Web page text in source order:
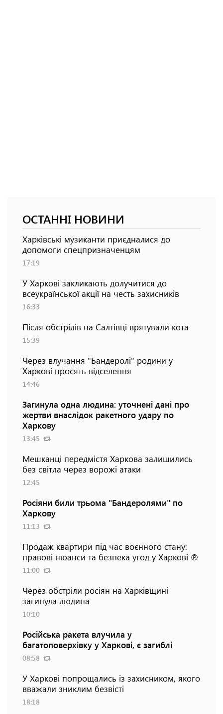
ОСТАННІ НОВИНИ
Харківські музиканти приєдналися до
допомоги спецпризначенцям
17:19
У Харкові закликають долучитися до
всеукраїнської акції на честь захисників
16:33
Після обстрілів на Салтівці врятували кота
15:39
Через влучання "Бандеролі" родини у
Харкові просять відселення
14:46
Загинула одна людина: уточнені дані про
жертви внаслідок ракетного удару по
Харкову
13:45
Мешканці передмістя Харкова залишились
без світла через ворожі атаки
12:45
Росіяни били трьома "Бандеролями" по
Харкову
11:13
Продаж квартири під час воєнного стану:
правові нюанси та безпека угод у Харкові ℗
11:00
Через обстріли росіян на Харківщині
загинула людина
10:10
Російська ракета влучила у
багатоповерхівку у Харкові, є загиблі
08:58
У Харкові попрощались із захисником, якого
вважали зниклим безвісті
18:18